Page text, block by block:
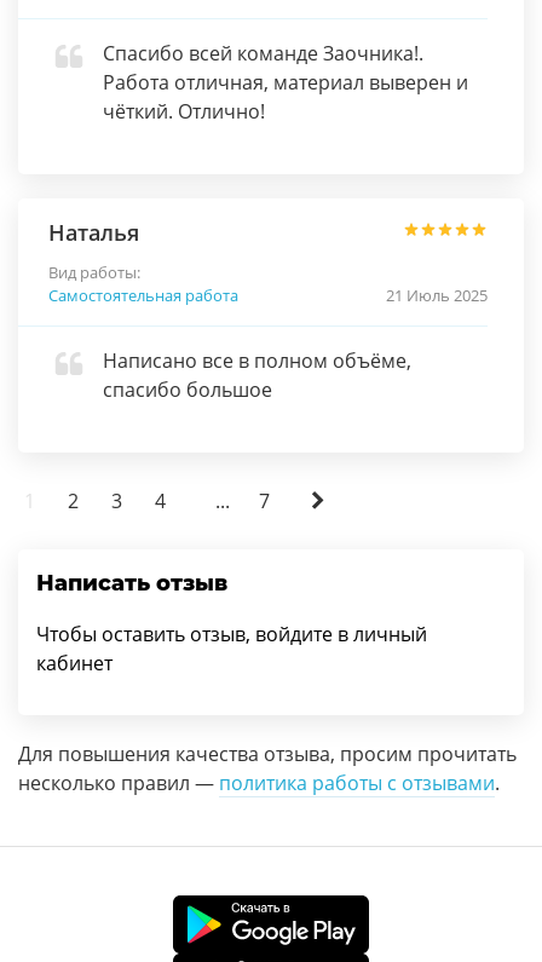
Спасибо всей команде Заочника!.
Работа отличная, материал выверен и
чёткий. Отлично!
Наталья
Вид работы:
Самостоятельная работа
21 Июль 2025
Написано все в полном объёме,
спасибо большое
1 2 3 4 ... 7
Написать отзыв
Чтобы оставить отзыв, войдите в личный
кабинет
Для повышения качества отзыва, просим прочитать
несколько правил — политика работы с отзывами.